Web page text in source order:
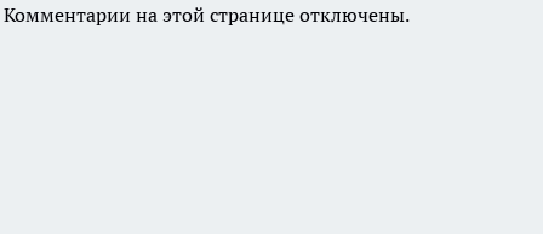
Комментарии на этой странице отключены.